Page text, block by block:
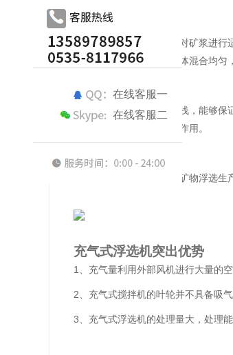
在线客服一
在线客服二
2、适当的搅拌强度
搅拌的针对对象是矿浆，对矿浆进行
粒的分散，使得矿粒和气体混合均匀
充气式浮选机的槽体并不浅，能够保
淀入矿浆，进行二次富集作用。
充气式浮选机为了适应在矿物浮选
充气式浮选机突出优势
1、充气量利用外部风机进行大量的
2、充气式搅拌机的叶轮并不具备吸
3、充气式浮选机的处理量大，处理